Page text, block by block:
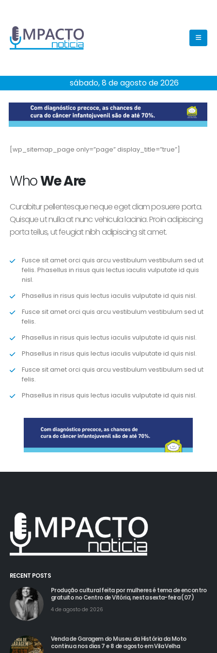
sábado, 8 de agosto de 2026
[wp_sitemap_page only=”page” display_title=”true”]
WhoWe Are
Curabitur pellentesque neque eget diam posuere porta.
Quisque ut nulla at nunc vehicula lacinia. Proin adipiscing
porta tellus, ut feugiat nibh adipiscing sit amet.
Fusce sit amet orci quis arcu vestibulum vestibulum sed ut
felis. Phasellus in risus quis lectus iaculis vulputate id quis
nisl.
Phasellus in risus quis lectus iaculis vulputate id quis nisl.
Fusce sit amet orci quis arcu vestibulum vestibulum sed ut
felis.
Phasellus in risus quis lectus iaculis vulputate id quis nisl.
Phasellus in risus quis lectus iaculis vulputate id quis nisl.
Fusce sit amet orci quis arcu vestibulum vestibulum sed ut
felis.
Phasellus in risus quis lectus iaculis vulputate id quis nisl.
RECENT POSTS
Produção cultural feita por mulheres é tema de encontro
gratuito no Centro de Vitória, nesta sexta-feira (07)
4 de agosto de 2026
Venda de Garagem do Museu da História da Moto
continua nos dias 7 e 8 de agosto em Vila Velha